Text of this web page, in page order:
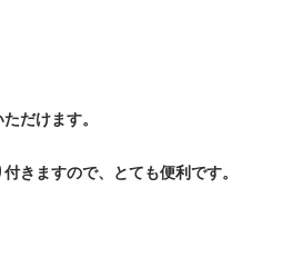
だけます。
きますので、とても便利です。